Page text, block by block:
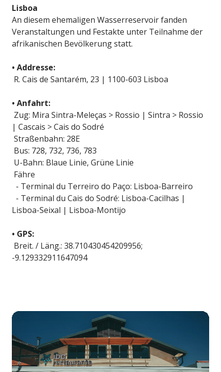
Lisboa
An diesem ehemaligen Wasserreservoir fanden
Veranstaltungen und Festakte unter Teilnahme der
afrikanischen Bevölkerung statt.
• Addresse:
R. Cais de Santarém, 23 | 1100-603 Lisboa
• Anfahrt:
Zug: Mira Sintra-Meleças > Rossio | Sintra > Rossio
| Cascais > Cais do Sodré
Straßenbahn: 28E
Bus: 728, 732, 736, 783
U-Bahn: Blaue Linie, Grüne Linie
Fähre
- Terminal du Terreiro do Paço: Lisboa-Barreiro
- Terminal du Cais do Sodré: Lisboa-Cacilhas |
Lisboa-Seixal | Lisboa-Montijo
• GPS:
Breit. / Läng.: 38.710430454209956;
-9.129332911647094